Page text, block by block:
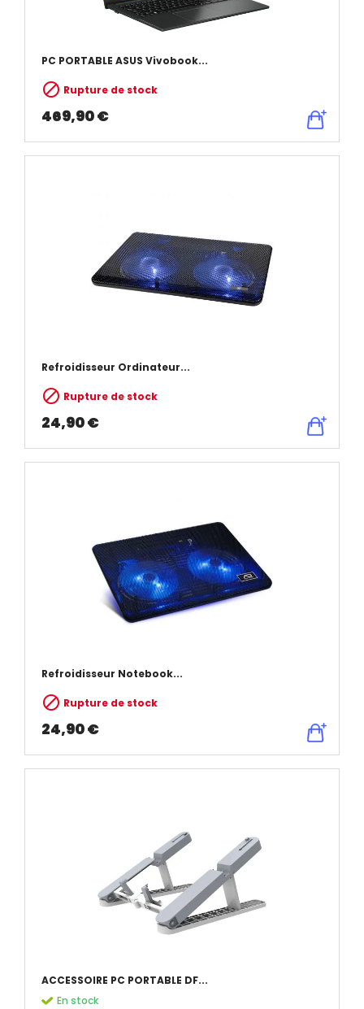
PC PORTABLE ASUS Vivobook...
 Rupture de stock
469,90 €
Refroidisseur Ordinateur...
 Rupture de stock
24,90 €
Refroidisseur Notebook...
 Rupture de stock
24,90 €
ACCESSOIRE PC PORTABLE DF...
En stock